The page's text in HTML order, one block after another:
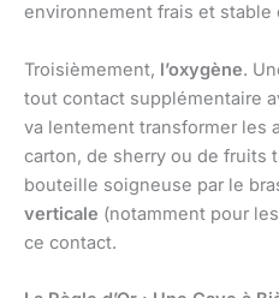
environnement frais et stable
Troisièmement, l’oxygène.
tout contact supplémentaire
va lentement transformer les
carton, de sherry ou de fruits
bouteille soigneuse par le
verticale (notamment pour
ce contact.